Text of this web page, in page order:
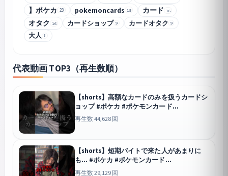
】ポケカ 23 pokemoncards 18 カード 16
オタク 16 カードショップ 9 カードオタク 9
大人 8
代表動画 TOP3（再生数順）
【shorts】高額なカードのみを扱うカードシ
ョップ #ポケカ #ポケモンカード
#pokemoncards
再生数 44,628 回
【shorts】短期バイトで来た人があまりに
も… #ポケカ #ポケモンカード
#pokemoncards
再生数 29,129 回